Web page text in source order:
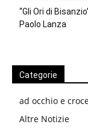
“Gli Ori di
Paolo Lanza
Categorie
ad occhio e
Altre Notizie